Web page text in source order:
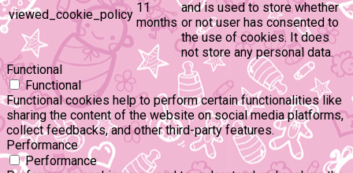
viewed_cookie_policy 11
months
and is used to store whether
or not user has consented to
the use of cookies. It does
not store any personal data.
Functional
Functional
Functional cookies help to perform certain functionalities like
sharing the content of the website on social media platforms,
collect feedbacks, and other third-party features.
Performance
Performance